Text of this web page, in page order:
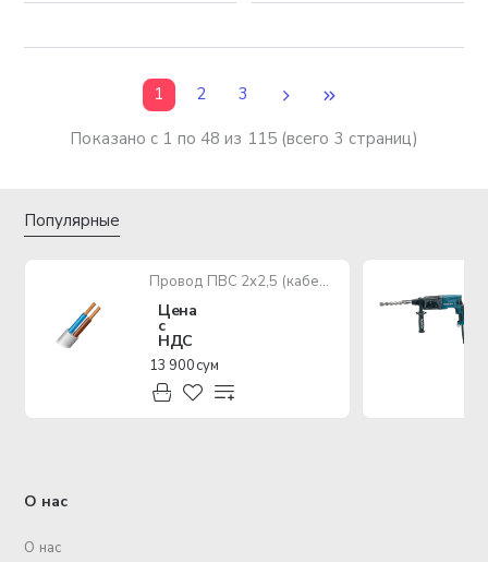
1 2 3
Показано с 1 по 48 из 115 (всего 3 страниц)
Популярные
Провод ПВС 2х2,5 (кабель медный многожильный)
Цена
с
НДС
13 900 сум
О нас
О нас